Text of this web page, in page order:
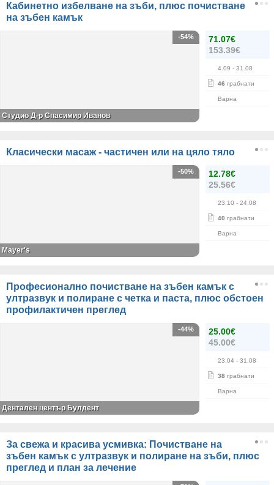
Кабинетно избелване на зъби, плюс почистване
на зъбен камък
71.07€
153.39€
4.09 - 31.08
46 грабнати
Варна
-54%
Студио Д-р Спасимир Иванов
Класически масаж - частичен или на цяло тяло
12.78€
25.56€
23.10 - 24.08
40 грабнати
Варна
-50%
Mayer's
Професионално почистване на зъбен камък с
ултразвук и полиране с четка и паста, плюс обстоен
профилактичен преглед
25.00€
45.00€
23.04 - 31.08
38 грабнати
Варна
-44%
Дентален център Булдент
За свежа и красива усмивка: Почистване на
зъбен камък с ултразвук и полиране на зъби, плюс
преглед и план за лечение